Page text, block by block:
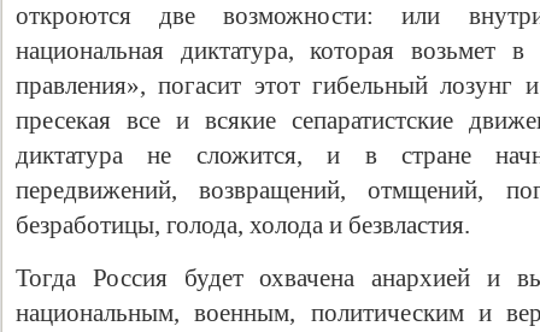
откроются две возможности: или
национальная диктатура, которая возьмет
правления», погасит этот гибельный лозунг
пресекая все и всякие сепаратистские
диктатура не сложится, и в стране
передвижений, возвращений, отмщений,
безработицы, голода, холода и безвластия.
Тогда Россия будет охвачена анархией и
национальным, военным, политическим и